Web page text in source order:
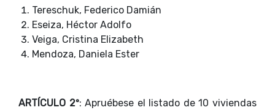
Tereschuk, Federico Damián
Eseiza, Héctor Adolfo
Veiga, Cristina Elizabeth
Mendoza, Daniela Ester
ARTÍCULO 2º: Apruébese el listado de 10 viviendas